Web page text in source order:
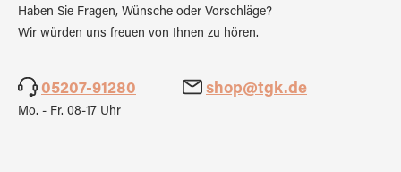
Haben Sie Fragen, Wünsche oder Vorschläge?
Wir würden uns freuen von Ihnen zu hören.
05207-91280 shop@tgk.de
Mo. - Fr. 08-17 Uhr